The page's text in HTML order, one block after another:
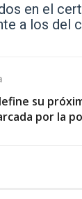
en el
a los del
su
por la